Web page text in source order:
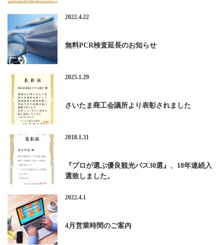
2022.4.22
無料PCR検査延長のお知らせ
2025.1.29
さいたま商工会議所より表彰されました
2018.1.31
『プロが選ぶ優良観光バス30選』、18年連続入
選致しました。
2022.4.1
4月営業時間のご案内